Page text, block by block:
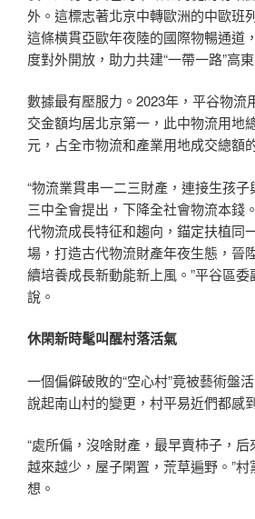
外。這標志著北京中轉歐洲的中歐班
這條橫貫亞歐年夜陸的國際物暢通道
度對外開放，助力共建“一帶一路”高
數據最有壓服力。2023年，平谷物流
交金額均居北京第一，此中物流用地
元，占全市物流和產業用地成交總額
“物流業貫串一二三財產，連接生孩
三中全會提出，下降全社會物流本錢
代物流成長特征和趨向，錨定扶植同
場，打造古代物流財產年夜生態，晉
續培養成長新動能新上風。”平谷區
說。
休閑新時髦叫醒村落活氣
一個偏僻破敗的“空心村”竟被藝術盤
說起南山村的變更，村平易近們都感
“處所偏，沒啥財產，最早賣柿子，
越來越少，屋子閑置，荒草遍野。”
想。